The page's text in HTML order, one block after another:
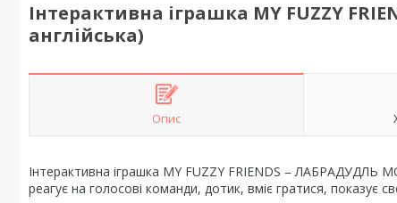
Інтерактивна іграшка MY FUZZY
англійська)
Опис
Інтерактивна іграшка MY FUZZY FRIENDS – ЛАБРАДУДЛЬ
реагує на голосові команди, дотик, вміє гратися, показує